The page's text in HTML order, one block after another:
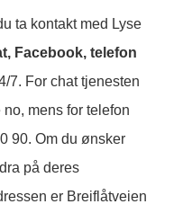
ta kontakt med Lyse
Facebook, telefon
7. For chat tjenesten
mens for telefon
90. Om du ønsker
på deres
er Breiflåtveien